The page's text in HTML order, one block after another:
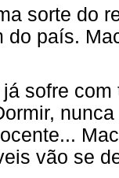
sorte do
do país.
sofre
vão se